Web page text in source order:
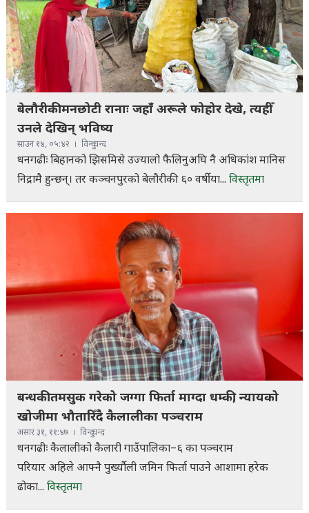
बेलौरीकी मनछोटी रानाः जहाँ अरूले फोहोर देखे, त्यहीँ
उनले देखिन् भविष्य
साउन १४, ०५:४२ विन्दु चन्द
धनगढीः बिहानको झिसमिसे उज्यालो फैलिनुअघि नै अधिकांश मानिस
निद्रामै हुन्छन्। तर कञ्चनपुरको बेलौरीकी ६० वर्षीया... विस्तृतमा
बन्धकी तमसुक गरेको जग्गा फिर्ता माग्दा धम्की, न्यायको
खोजीमा भौतारिँदै कैलालीका पञ्चराम
असार ३१, ११:४७ विन्दु चन्द
धनगढीः कैलालीको कैलारी गाउँपालिका–६ का पञ्चराम
परियार अहिले आफ्नै पुर्ख्यौली जमिन फिर्ता पाउने आशामा हरेक
ढोका... विस्तृतमा